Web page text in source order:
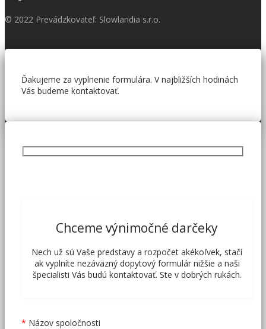
© 2022 Prevádzkovateľ: Slowlandia s.r.o.
Ďakujeme za vyplnenie formulára. V najbližších hodinách
Vás budeme kontaktovať.
Chceme výnimočné darčeky
Nech už sú Vaše predstavy a rozpočet akékoľvek, stačí
ak vyplníte nezáväzný dopytový formulár nižšie a naši
špecialisti Vás budú kontaktovať. Ste v dobrých rukách.
Názov spoločnosti